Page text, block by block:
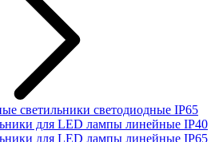
светильники светодиодные IP65
для LED лампы линейные IP40
для LED лампы линейные IP65